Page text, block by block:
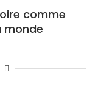
comme
monde